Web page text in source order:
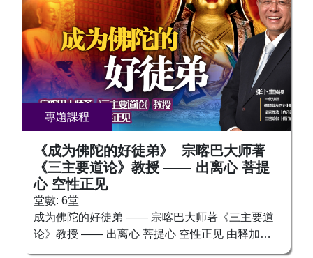
碌无暇念佛？念佛并非受困于时间，生活每刻皆可
保持觉知，随时随地念佛。 ❓误区三：忽视身心合
一？念佛需调和五脏，内外修持缺一不可，否则功
效大打折扣。 念佛非单纯向佛问好，须以声以身
以心，真实感应，内外合一，融入佛光。方能获佛
力护持，得佛法甘露。🙏 由实证派明家张卜生上
师亲传，以古法“五汇念佛”，调动身心能量，汇聚
生命光，与佛相应。系统学习观相念佛、观想念
佛、持明念佛、观音念佛、实相念佛这五种念佛方
法，破解念佛迷雾，功德不再落空。迅速平息杂
念，清净身心，增长福慧，与诸佛菩萨相应，慈悲
护佑，成就今生！🧘 通过这门课，您将掌握： ✅
观相念佛：将佛像“拍照”存入脑海，心上成相，加
强修行注意力的集中 。 ✅观想念佛：观想心上成
相的佛，培养深层专注力，提升心灵稳定和平静
專題課程
《成为佛陀的好徒弟》 宗喀巴大师著
《三主要道论》教授 —— 出离心 菩提
心 空性正见
堂數: 6堂
成为佛陀的好徒弟 —— 宗喀巴大师著《三主要道
论》教授 —— 出离心 菩提心 空性正见 由释加牟
尼的好徒弟张卜生教授亲授。 张卜生教授从18岁